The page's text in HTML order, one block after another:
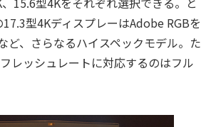
型4KディスプレーはAdobe RGBを
ど、さらなるハイスペックモデル。た
レッシュレートに対応するのはフル